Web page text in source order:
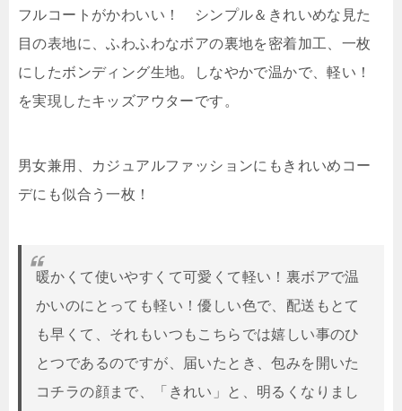
フルコートがかわいい！ シンプル＆きれいめな見た
目の表地に、ふわふわなボアの裏地を密着加工、一枚
にしたボンディング生地。しなやかで温かで、軽い！
を実現したキッズアウターです。
男女兼用、カジュアルファッションにもきれいめコー
デにも似合う一枚！
暖かくて使いやすくて可愛くて軽い！裏ボアで温
かいのにとっても軽い！優しい色で、配送もとて
も早くて、それもいつもこちらでは嬉しい事のひ
とつであるのですが、届いたとき、包みを開いた
コチラの顔まで、「きれい」と、明るくなりまし